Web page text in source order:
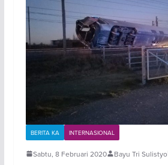
BERITA KA INTERNASIONAL
Sabtu, 8 Februari 2020 Bayu Tri Sulistyo